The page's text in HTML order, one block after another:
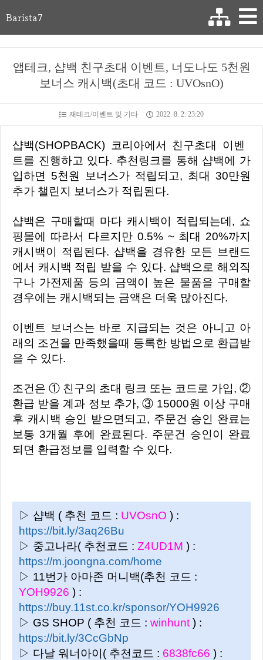
Barista7
앱테크, 샵백 친구초대 이벤트, 너도나도 5천원
보너스 캐시백(초대 코드 : UVOsnO)
재테크/이벤트 및 기타 2022. 8. 2. 23:20
샵백(SHOPBACK) 코리아에서 친구초대 이벤
트를 진행하고 있다. 추천링크를 통해 샵백에 가
입하면 5천원 보너스가 적립되고, 최대 30만원
추가 챌린지 보너스가 적립된다.
샵백은 구매할때 마다 캐시백이 적립되는데, 쇼
핑몰에 따라서 다르지만 0.5% ~ 최대 20%까지
캐시백이 적립된다. 샵백을 경유한 모든 브랜드
에서 캐시백 적립 받을 수 있다. 샵백으로 해외직
구나 가전제품 등의 금액이 높은 물품을 구매할
경우에는 캐시백되는 금액은 더욱 많아진다.
이벤트 보너스는 바로 지급되는 것은 아니고 아
래의 조건을 만족했을때 등록한 방법으로 환급받
을 수 있다.
조건은 ① 친구의 초대 링크 또는 코드로 가입, ②
환급 받을 계과 정보 추가, ③ 15000원 이상 구매
후 캐시백 승인 받으면되고, 주문건 승인 완료는
보통 3개월 후에 완료된다. 주문건 승인이 완료
되면 환급정보를 입력할 수 있다.
▷ 샵백 ( 추천 코드 : UVOsnO ) :
https://bit.ly/3aq26Bu
▷ 중고나라( 추천코드 : Z4UD1M ) :
https://m.joongna.com/home
▷ 11번가 아마존 머니백(추천 코드 :
YOH9926 ) :
https://buy.11st.co.kr/sponsor/YOH9926
▷ GS SHOP ( 추천 코드 : winhunt ) :
https://bit.ly/3CcGbNp
▷ 다날 워너아이( 추천코드 : 6838fc66 ) :